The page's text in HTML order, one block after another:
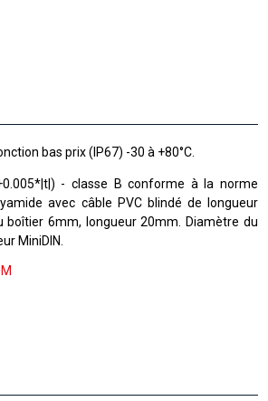
bas prix (IP67) -30 à +80°C.
- classe B conforme à la norme
avec câble PVC blindé de longueur
boîtier 6mm, longueur 20mm. Diamètre du
MiniDIN.